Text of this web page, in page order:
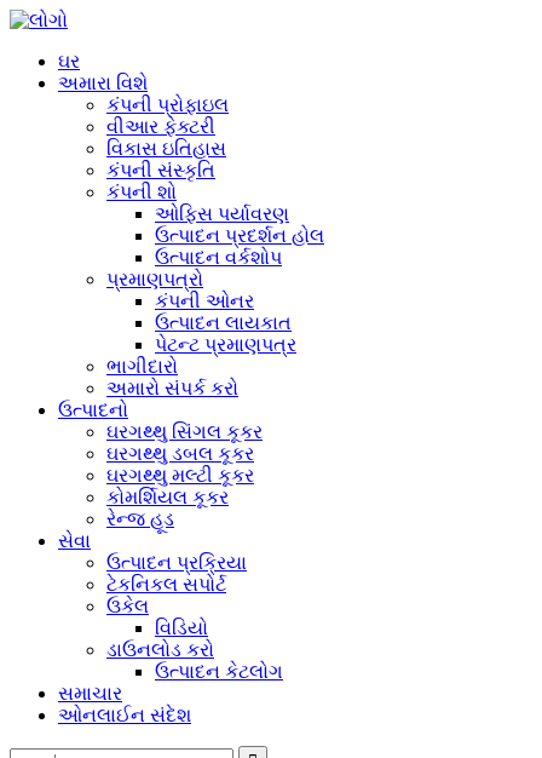
ઘર
અમારા વિશે
કંપની પ્રોફાઇલ
વીઆર ફેક્ટરી
વિકાસ ઇતિહાસ
કંપની સંસ્કૃતિ
કંપની શો
ઓફિસ પર્યાવરણ
ઉત્પાદન પ્રદર્શન હોલ
ઉત્પાદન વર્કશોપ
પ્રમાણપત્રો
કંપની ઓનર
ઉત્પાદન લાયકાત
પેટન્ટ પ્રમાણપત્ર
ભાગીદારો
અમારો સંપર્ક કરો
ઉત્પાદનો
ઘરગથ્થુ સિંગલ કૂકર
ઘરગથ્થુ ડબલ કૂકર
ઘરગથ્થુ મલ્ટી કૂકર
કોમર્શિયલ કૂકર
રેન્જ હૂડ
સેવા
ઉત્પાદન પ્રક્રિયા
ટેકનિકલ સપોર્ટ
ઉકેલ
વિડિયો
ડાઉનલોડ કરો
ઉત્પાદન કેટલોગ
સમાચાર
ઓનલાઈન સંદેશ